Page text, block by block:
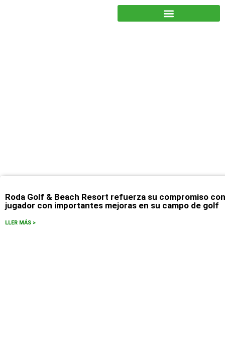
Roda Golf & Beach Resort refuerza su compromiso
jugador con importantes mejoras en su campo de golf
LLER MÁS >